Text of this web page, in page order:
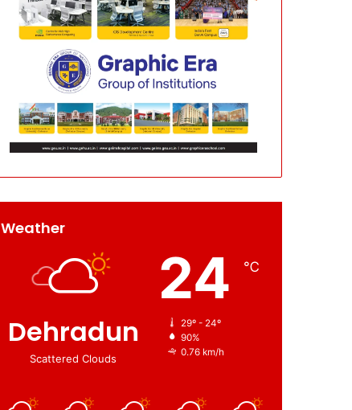
Weather
Dehradun
Scattered Clouds
24 ℃
29º - 24º
90%
0.76 km/h